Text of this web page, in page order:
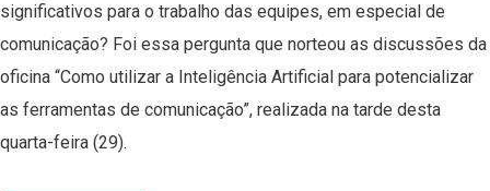
significativos para o trabalho das equipes, em especial de
comunicação? Foi essa pergunta que norteou as discussões da
oficina “Como utilizar a Inteligência Artificial para potencializar
as ferramentas de comunicação”, realizada na tarde desta
quarta-feira (29).